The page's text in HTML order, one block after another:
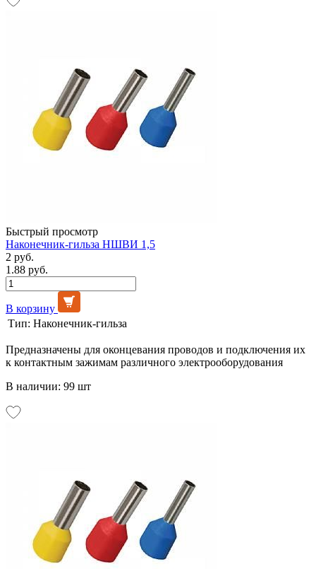
Быстрый просмотр
Наконечник-гильза НШВИ 1,5
2 руб.
1.88 руб.
В корзину
Тип: Наконечник-гильза
Предназначены для оконцевания проводов и подключения их
к контактным зажимам различного электрооборудования
В наличии: 99 шт